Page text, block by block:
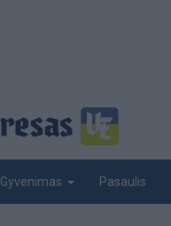
Gyvenimas Pasaulis